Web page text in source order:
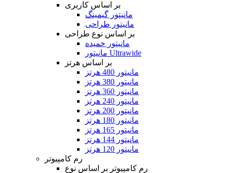
بر اساس کاربری
مانیتور گیمینگ
مانیتور طراحی
بر اساس نوع طراحی
مانیتور خمیده
مانیتور Ultrawide
بر اساس هرتز
مانیتور 480 هرتز
مانیتور 380 هرتز
مانیتور 360 هرتز
مانیتور 240 هرتز
مانیتور 200 هرتز
مانیتور 180 هرتز
مانیتور 165 هرتز
مانیتور 144 هرتز
مانیتور 120 هرتز
رم کامپیوتر
رم کامپیوتر بر اساس نوع